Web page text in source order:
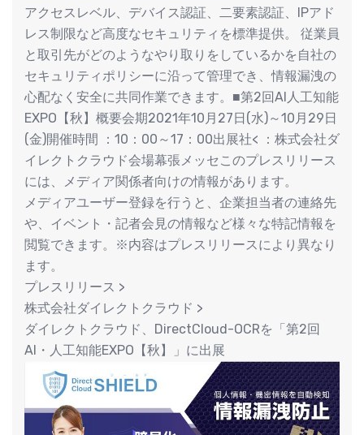
アクセスレベル、デバイス認証、⼆要素認証、IPアド
レス制限など⾼度なセキュリティを標準提供。 従業員
と取引先がどのようなやり取りをしているかを⾃社の
セキュリティポリシーに沿って管理でき、情報漏洩の
⼼配なく安全に共同作業できます。■第2回AI人工知能
EXPO【秋】概要会期2021年10月27日(水)～10月29日
(金)開催時間 ：10：00～17：00出展社< ：株式会社ダ
イレクトクラウド会場幕張メッセこのプレスリリース
には、メディア関係者向けの情報があります。
メディアユーザー登録を行うと、企業担当者の連絡先
や、イベント・記者会見の情報など様々な特記情報を
閲覧できます。※内容はプレスリリースにより異なり
ます。
プレスリリース >
株式会社ダイレクトクラウド >
ダイレクトクラウド、DirectCloud-OCRを「第2回
AI・⼈⼯知能EXPO【秋】」に出展